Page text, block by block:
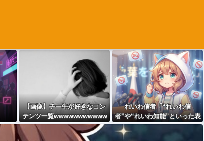
【画像】チー牛が好きなコン
テンツ一覧wwwwwwwwwww
れいわ信者「“れいわ信
者”や“れいわ知能”といった表
現は差別的。放送禁止用語に
するべき」